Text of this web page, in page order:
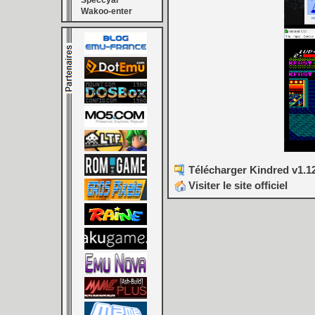
Wakoo-enter
Télécharger Kindred
Visiter le site officiel